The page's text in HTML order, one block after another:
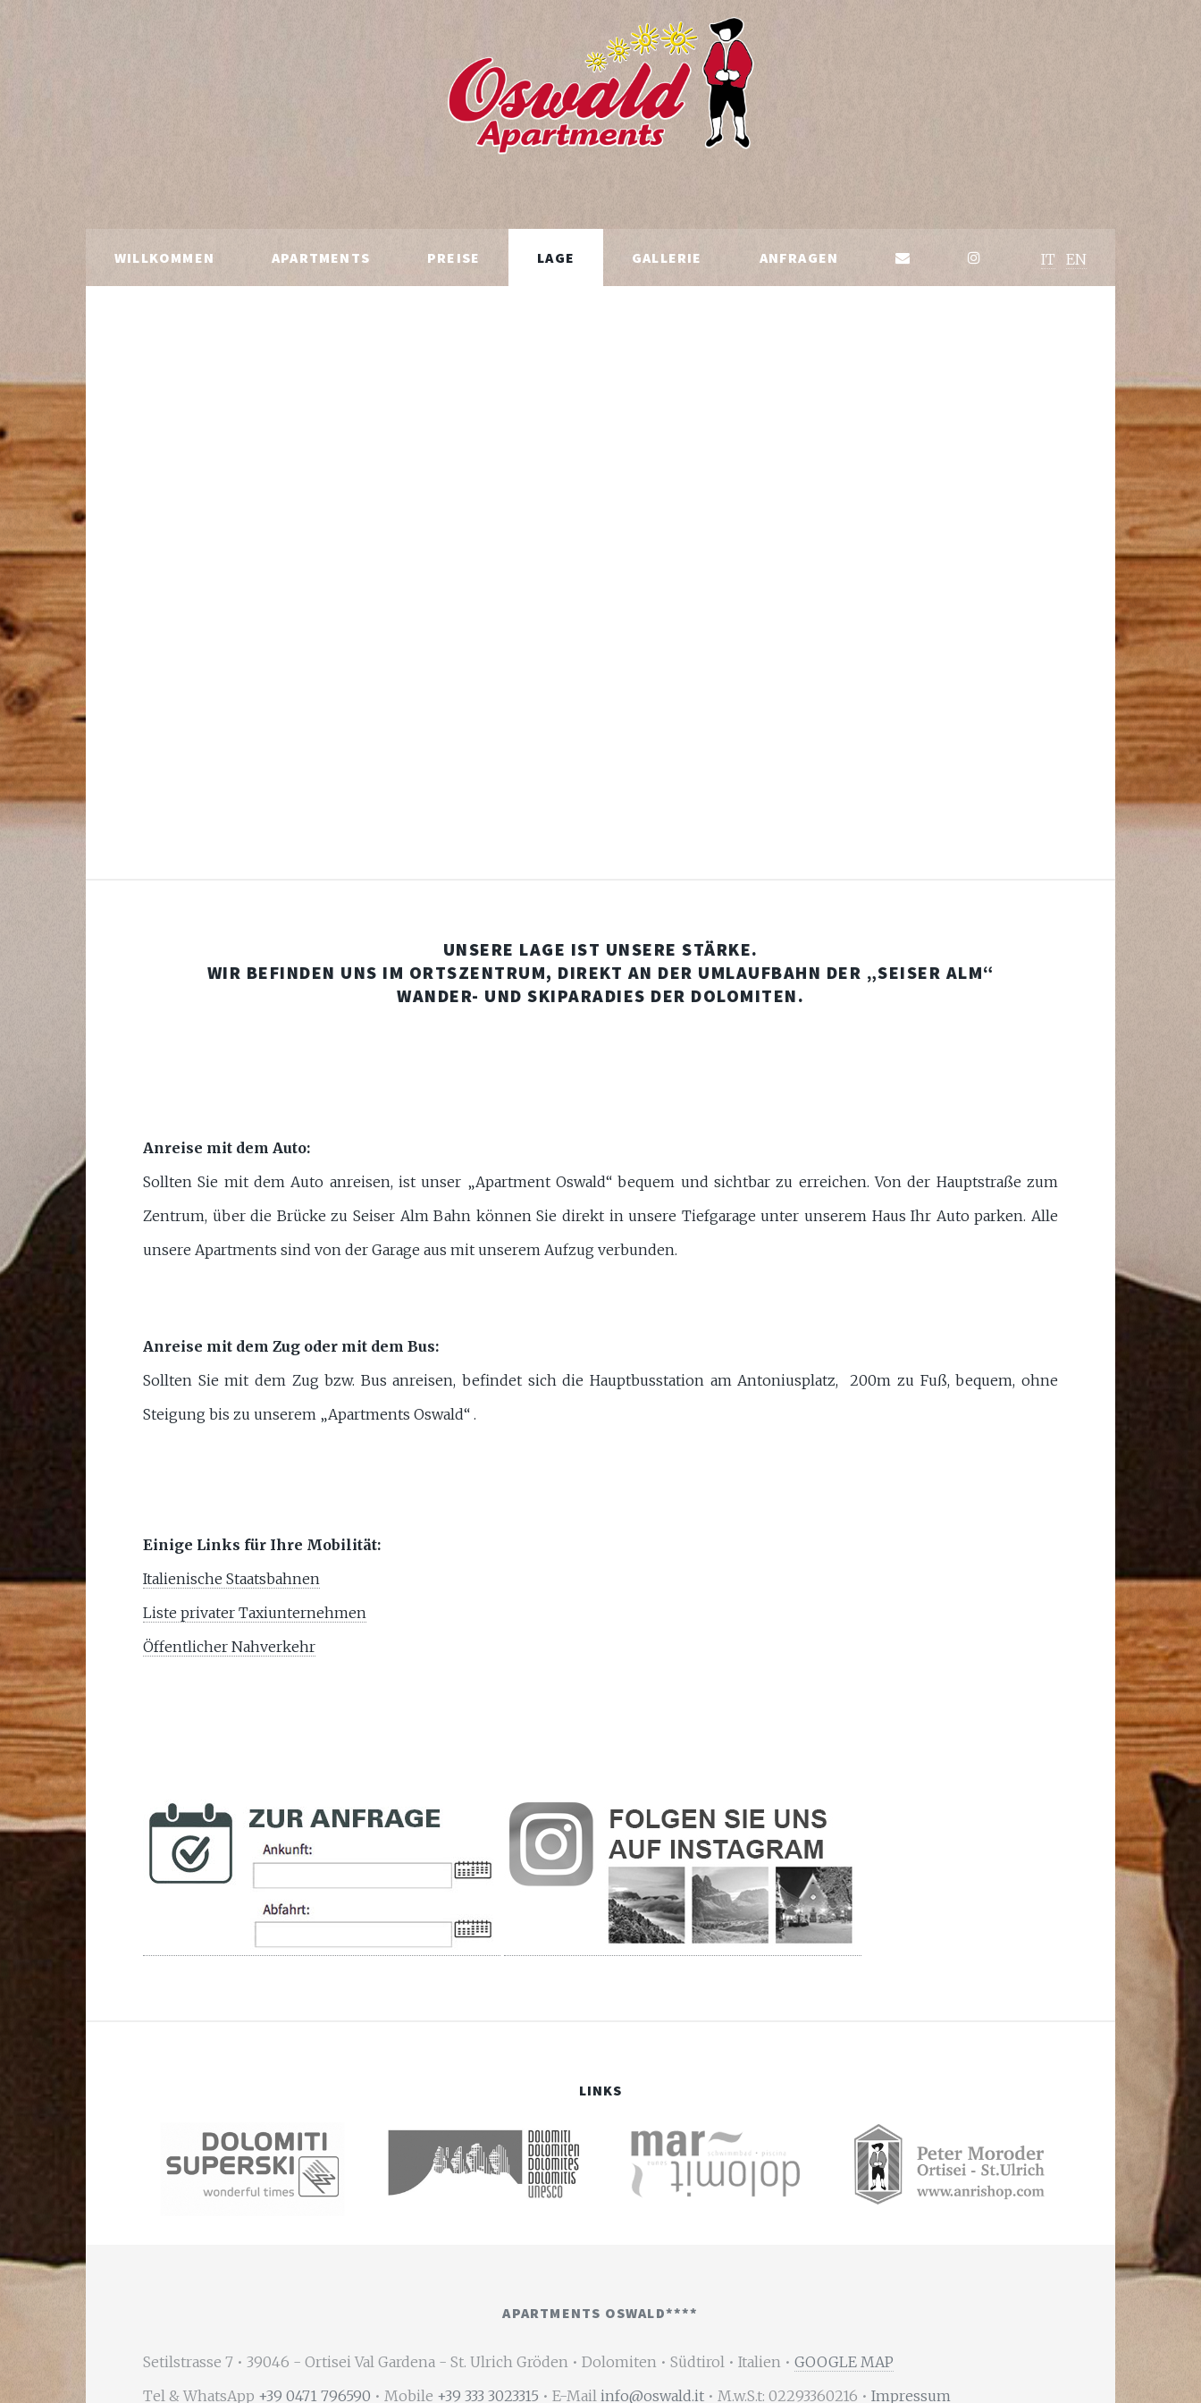
WILLKOMMEN APARTMENTS PREISE LAGE GALLERIE ANFRAGEN IT EN
UNSERE LAGE IST UNSERE STÄRKE.
WIR BEFINDEN UNS IM ORTSZENTRUM, DIREKT AN DER UMLAUFBAHN DER „SEISER ALM“
WANDER- UND SKIPARADIES DER DOLOMITEN.
Anreise mit dem Auto:
Sollten Sie mit dem Auto anreisen, ist unser „Apartment Oswald“ bequem und sichtbar zu erreichen. Von der Hauptstraße zum
Zentrum, über die Brücke zu Seiser Alm Bahn können Sie direkt in unsere Tiefgarage unter unserem Haus Ihr Auto parken. Alle
unsere Apartments sind von der Garage aus mit unserem Aufzug verbunden.
Anreise mit dem Zug oder mit dem Bus:
Sollten Sie mit dem Zug bzw. Bus anreisen, befindet sich die Hauptbusstation am Antoniusplatz, 200m zu Fuß, bequem, ohne
Steigung bis zu unserem „Apartments Oswald“ .
Einige Links für Ihre Mobilität:
Italienische Staatsbahnen
Liste privater Taxiunternehmen
Öffentlicher Nahverkehr
LINKS
APARTMENTS OSWALD****
Setilstrasse 7 • 39046 - Ortisei Val Gardena - St. Ulrich Gröden • Dolomiten • Südtirol • Italien • GOOGLE MAP
Tel & WhatsApp +39 0471 796590 • Mobile +39 333 3023315 • E-Mail info@oswald.it • M.w.S.t: 02293360216 • Impressum